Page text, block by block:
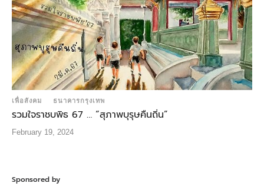
เพื่อสังคม ธนาคารกรุงเทพ
รวมใจราชบพิธ 67 … “สุภาพบุรุษคืนถิ่น”
February 19, 2024
Sponsored by